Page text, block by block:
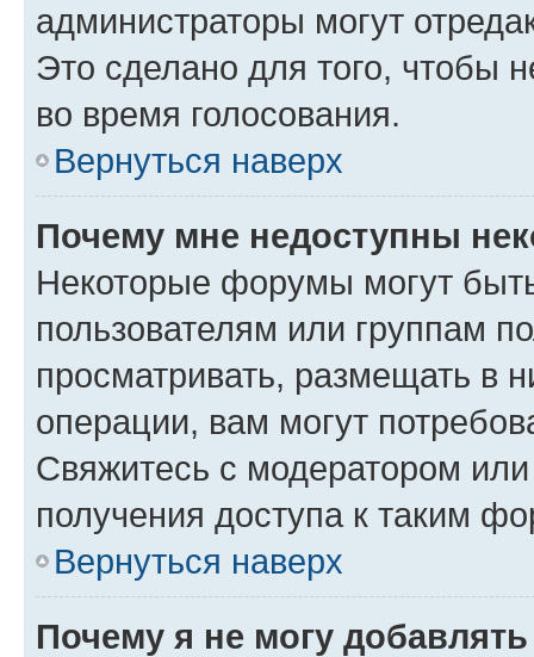
администраторы могут
Это сделано для того, чтобы
во время голосования.
Вернуться наверх
Почему мне недоступны
Некоторые форумы могут
пользователям или группам
просматривать, размещать в
операции, вам могут
Свяжитесь с модератором
получения доступа к таким
Вернуться наверх
Почему я не могу